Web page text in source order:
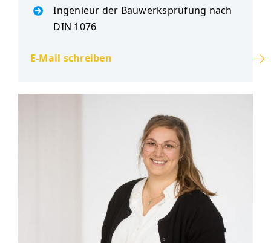
Ingenieur der Bauwerksprüfung nach
DIN 1076
E-Mail schreiben